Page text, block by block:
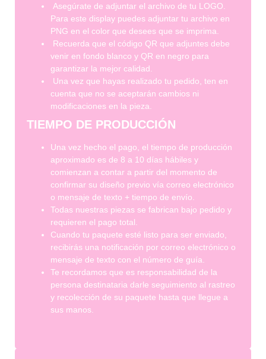
Asegúrate de adjuntar el archivo de tu LOGO.
Para este display puedes adjuntar tu archivo en
PNG en el color que desees que se imprima.
Recuerda que el código QR que adjuntes debe
venir en fondo blanco y QR en negro para
garantizar la mejor calidad.
Una vez que hayas realizado tu pedido, ten en
cuenta que no se aceptarán cambios ni
modificaciones en la pieza.
TIEMPO DE PRODUCCIÓN
Una vez hecho el pago, el tiempo de producción
aproximado es de 8 a 10 días hábiles y
comienzan a contar a partir del momento de
confirmar su diseño previo vía correo electrónico
o mensaje de texto + tiempo de envío.
Todas nuestras piezas se fabrican bajo pedido y
requieren el pago total.
Cuando tu paquete esté listo para ser enviado,
recibirás una notificación por correo electrónico o
mensaje de texto con el número de guía.
Te recordamos que es responsabilidad de la
persona destinataria darle seguimiento al rastreo
y recolección de su paquete hasta que llegue a
sus manos.